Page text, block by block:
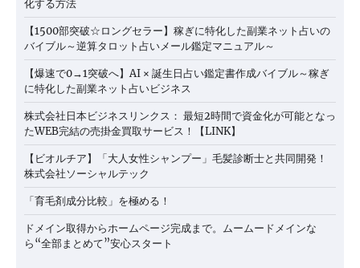
化する方法
【1500部突破☆ロングセラー】稼ぎに特化した副業ネット占いの
バイブル～逆算タロット占いメール鑑定マニュアル～
【爆速で0→1突破へ】AI × 誕生日占い鑑定書作成バイブル～稼ぎ
に特化した副業ネット占いビジネス
株式会社日本ビジネスリンクス： 最短2時間で資金化が可能となっ
たWEB完結の売掛金買取サービス！【LINK】
【ビオルチア】「大人女性シャンプー」毛髪診断士と共同開発！
株式会社ソーシャルテック
「育毛剤成分比較」を極める！
ドメイン取得からホームページ完成まで。ムームードメインな
ら“全部まとめて”安心スタート